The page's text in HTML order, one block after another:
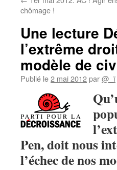
chômage !
Une lecture
l’extrême
modèle de
Publié le2 mai 2012par@_ï
Pen, doit nous
l’échec de nos